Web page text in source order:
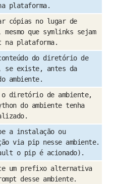
plataforma.
cópias no lugar de
que symlinks sejam
na plataforma.
do diretório de
se existe, antes da
ambiente.
diretório de ambiente,
do ambiente tenha
a instalação ou
via pip nesse ambiente.
o pip é acionado).
um prefixo alternativa
desse ambiente.